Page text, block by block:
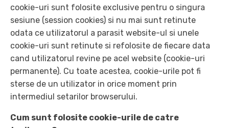
cookie-uri sunt folosite exclusive pentru o singura
sesiune (session cookies) si nu mai sunt retinute
odata ce utilizatorul a parasit website-ul si unele
cookie-uri sunt retinute si refolosite de fiecare data
cand utilizatorul revine pe acel website (cookie-uri
permanente). Cu toate acestea, cookie-urile pot fi
sterse de un utilizator in orice moment prin
intermediul setarilor browserului.
Cum sunt folosite cookie-urile de catre